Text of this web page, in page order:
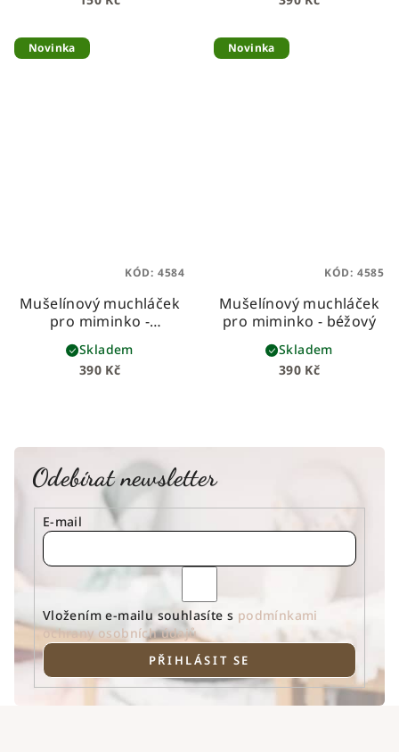
Novinka
Mušelínový muchláček
pro miminko -
starozelený
390 Kč
Skladem
KÓD: 4584
Novinka
Mušelínový muchláček
pro miminko - béžový
390 Kč
Skladem
KÓD: 4585
Odebírat newsletter
E-mail
Vložením e-mailu souhlasíte s podmínkami
ochrany osobních údajů
PŘIHLÁSIT SE